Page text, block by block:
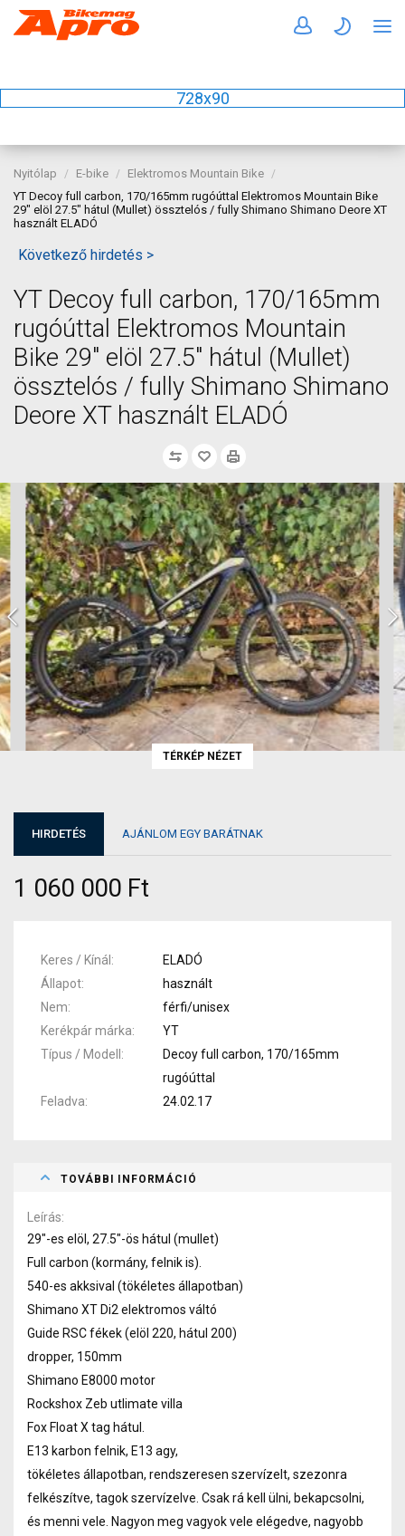
728x90
Nyitólap E-bike
Elektromos Mountain Bike
YT Decoy full carbon, 170/165mm rugóúttal Elektromos Mountain Bike
29" elöl 27.5" hátul (Mullet) össztelós / fully Shimano Shimano Deore XT
használt ELADÓ
Következő hirdetés >
YT Decoy full carbon, 170/165mm
rugóúttal Elektromos Mountain
Bike 29" elöl 27.5" hátul (Mullet)
össztelós / fully Shimano Shimano
Deore XT használt ELADÓ
TÉRKÉP NÉZET
HIRDETÉS AJÁNLOM EGY BARÁTNAK
1 060 000 Ft
Keres / Kínál
ELADÓ
Állapot
használt
Nem
férfi/unisex
Kerékpár márka
YT
Típus / Modell
Decoy full carbon, 170/165mm
rugóúttal
Feladva
24.02.17
TOVÁBBI INFORMÁCIÓ
Leírás
29"-es elöl, 27.5"-ös hátul (mullet)
Full carbon (kormány, felnik is).
540-es akksival (tökéletes állapotban)
Shimano XT Di2 elektromos váltó
Guide RSC fékek (elöl 220, hátul 200)
dropper, 150mm
Shimano E8000 motor
Rockshox Zeb utlimate villa
Fox Float X tag hátul.
E13 karbon felnik, E13 agy,
tökéletes állapotban, rendszeresen szervízelt, szezonra
felkészítve, tagok szervízelve. Csak rá kell ülni, bekapcsolni,
és menni vele. Nagyon meg vagyok vele elégedve, nagyobb